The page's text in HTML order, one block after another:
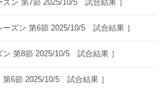
ズン 第7節 2025/10/5 試合結果 ］
ーズン 第6節 2025/10/5 試合結果 ］
ン 第8節 2025/10/5 試合結果 ］
第6節 2025/10/5 試合結果 ］